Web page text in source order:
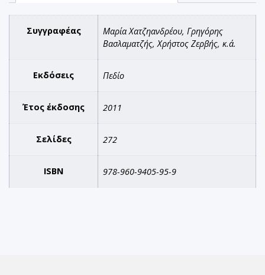
Συγγραφέας
Μαρία Χατζηανδρέου, Γρηγόρης
Βασλαματζής, Χρήστος Ζερβής, κ.ά.
Εκδόσεις Πεδίο
Έτος έκδοσης 2011
Σελίδες 272
ISBN 978-960-9405-95-9